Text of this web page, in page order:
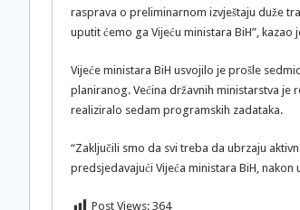
rasprava o preliminarnom izvještaju duže
uputit ćemo ga Vijeću ministara BiH”,
Vijeće ministara BiH usvojilo je prošle
planiranog. Većina državnih ministarstva je
realiziralo sedam programskih zadataka.
“Zaključili smo da svi treba da ubrzaju
predsjedavajući Vijeća ministara BiH, nakon
Post Views: 364